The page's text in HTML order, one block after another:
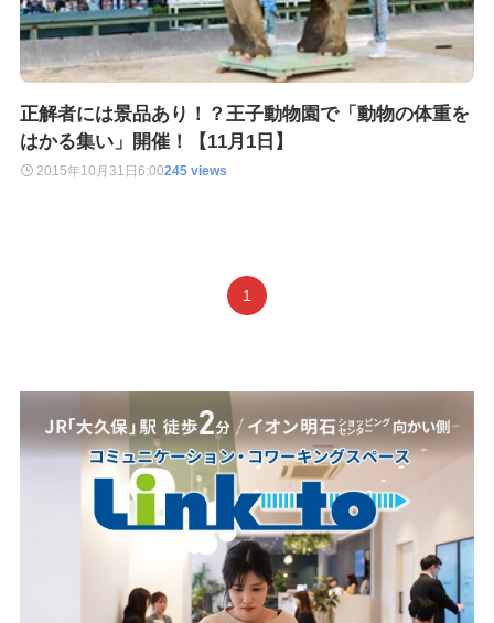
正解者には景品あり！？王子動物園で「動物の体重を
はかる集い」開催！【11月1日】
2015年10月31日6:00245 views
1